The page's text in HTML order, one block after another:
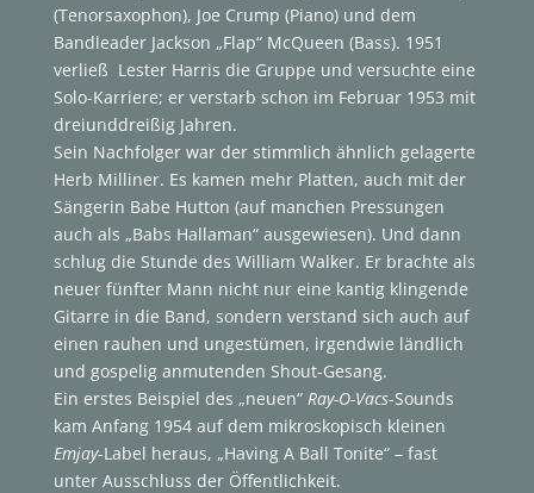
(Tenorsaxophon), Joe Crump (Piano) und dem
Bandleader Jackson „Flap“ McQueen (Bass). 1951
verließ Lester Harris die Gruppe und versuchte eine
Solo-Karriere; er verstarb schon im Februar 1953 mit
dreiunddreißig Jahren.
Sein Nachfolger war der stimmlich ähnlich gelagerte
Herb Milliner. Es kamen mehr Platten, auch mit der
Sängerin Babe Hutton (auf manchen Pressungen
auch als „Babs Hallaman“ ausgewiesen). Und dann
schlug die Stunde des William Walker. Er brachte als
neuer fünfter Mann nicht nur eine kantig klingende
Gitarre in die Band, sondern verstand sich auch auf
einen rauhen und ungestümen, irgendwie ländlich
und gospelig anmutenden Shout-Gesang.
Ein erstes Beispiel des „neuen“ Ray-O-Vacs-Sounds
kam Anfang 1954 auf dem mikroskopisch kleinen
Emjay-Label heraus, „Having A Ball Tonite“ – fast
unter Ausschluss der Öffentlichkeit.